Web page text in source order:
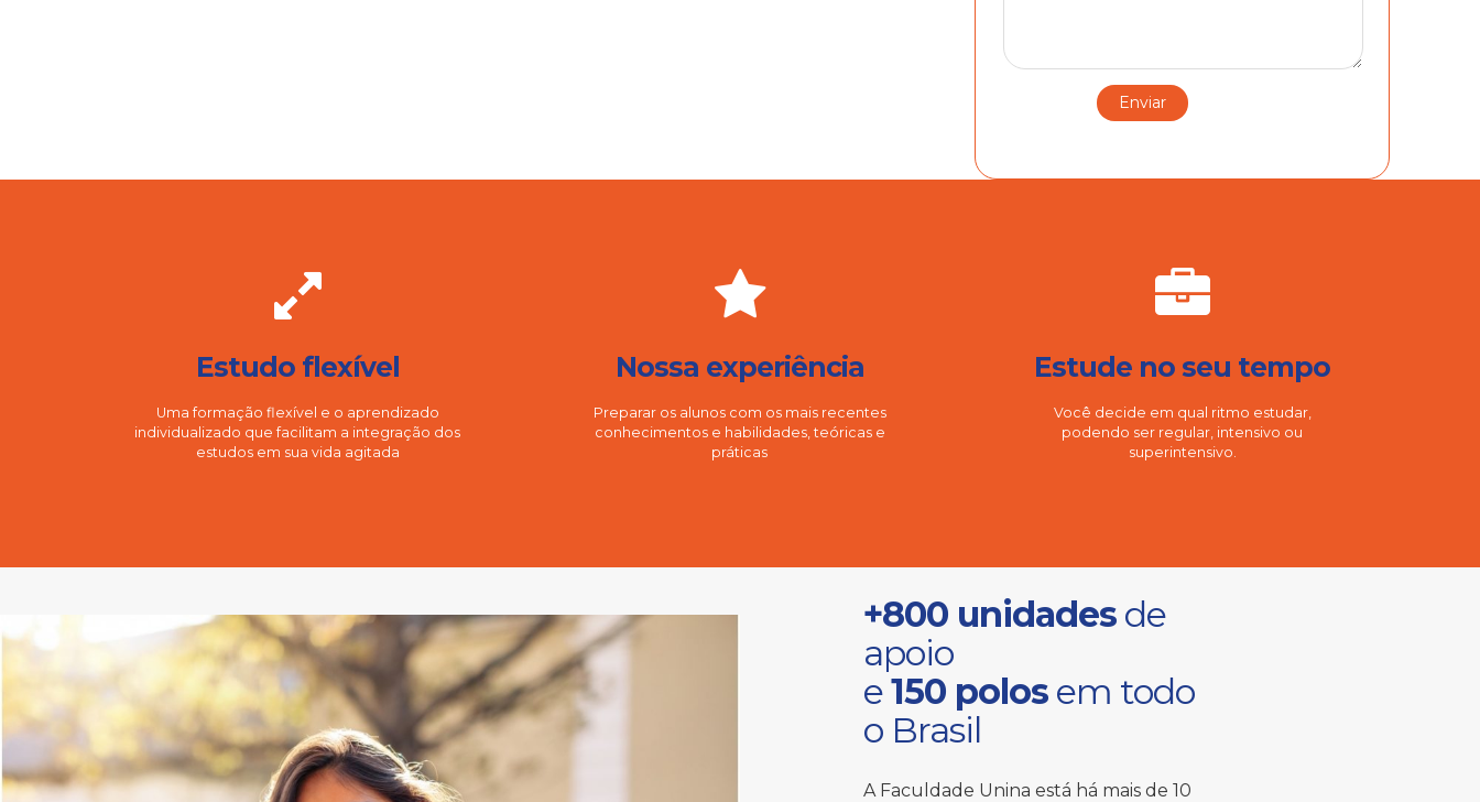
Estudo flexível
Uma formação flexível e o aprendizado
individualizado que facilitam a integração dos
estudos em sua vida agitada
Nossa experiência
Preparar os alunos com os mais recentes
conhecimentos e habilidades, teóricas e
práticas
Estude no seu tempo
Você decide em qual ritmo estudar,
podendo ser regular, intensivo ou
superintensivo.
+800 unidadesde
apoio
e150 polosem todo
o Brasil
A Faculdade Unina está há mais de 10